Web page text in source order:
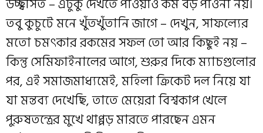
তবু কুচুটে মনে খুঁতখুঁতানি জাগে – দেখুন, সাফল্যের
মতো চমৎকার রকমের সফল তো আর কিছুই নয় –
কিন্তু সেমিফাইনালের আগে, শুরুর দিকে ম্যাচগুলোর
পর, এই সমাজমাধ্যমেই, মহিলা ক্রিকেট দল নিয়ে যা
যা মন্তব্য দেখেছি, তাতে মেয়েরা বিশ্বকাপ খেলে
পুরুষতন্ত্রের মুখে থাপ্পড় মারতে পারছেন এমন